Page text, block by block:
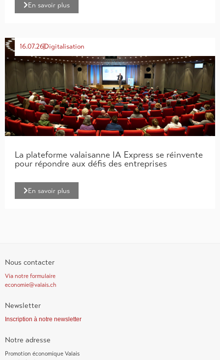
En savoir plus
16.07.26Digitalisation
La plateforme valaisanne IA Express se réinvente
pour répondre aux défis des entreprises
En savoir plus
Nous contacter
Via notre formulaire
economie@valais.ch
Newsletter
Inscription à notre newsletter
Notre adresse
Promotion économique Valais